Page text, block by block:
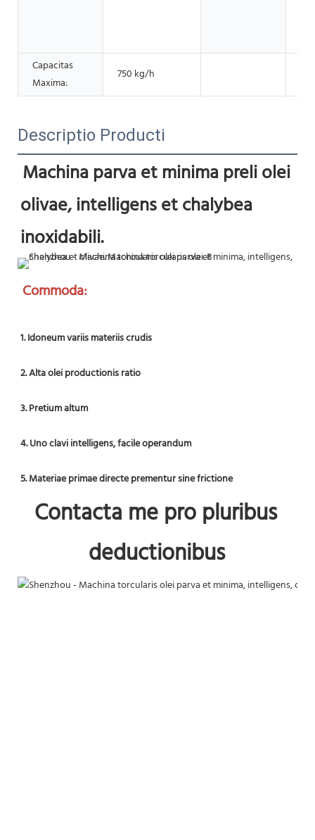
Capacitas
Maxima:
750 kg/h
Descriptio Producti
Machina parva et minima preli olei
olivae, intelligens et chalybea
inoxidabili.
Commoda:
1. Idoneum variis materiis crudis
2. Alta olei productionis ratio
3. Pretium altum
4. Uno clavi intelligens, facile operandum
5. Materiae primae directe prementur sine frictione
Contacta me pro pluribus
deductionibus